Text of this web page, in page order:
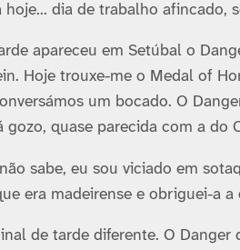
hoje… dia de trabalho afincado,
apareceu em Setúbal o
Hoje trouxe-me o Medal of
um bocado. O
gozo, quase parecida com a do
sabe, eu sou viciado em
era madeirense e obriguei-a
de tarde diferente. O